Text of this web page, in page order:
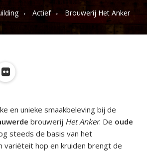
Actief Brouwerij Het Anker
en unieke smaakbeleving bij de
brouwerij Het Anker. De oude
steeds de basis van het
variëteit hop en kruiden brengt de